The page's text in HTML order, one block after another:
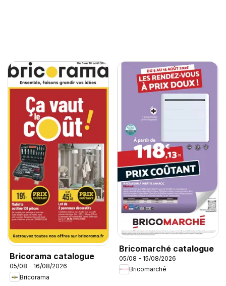
Bricorama catalogue
05/08 - 16/08/2026
Bricorama
Bricomarché catalogue
05/08 - 15/08/2026
Bricomarché